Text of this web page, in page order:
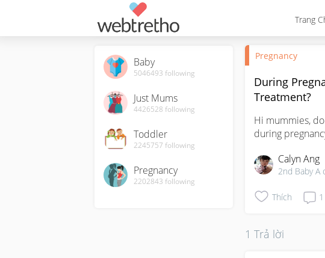
Trang
Baby
5046493 following
Just Mums
4426528 following
Toddler
2245757 following
Pregnancy
2202843 following
Pregnancy
During
Treatment?
Hi mummies,
during
Calyn Ang
2nd Baby A
Thích 1
1 Trả lời